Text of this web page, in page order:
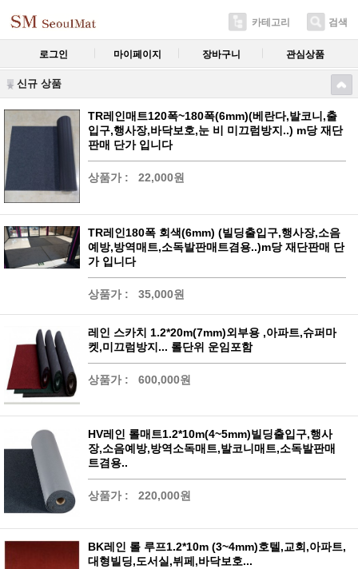
카테고리 검색
로그인 마이페이지 장바구니 관심상품
신규 상품
TR레인매트120폭~180폭(6mm)(베란다,발코니,출
입구,행사장,바닥보호,눈 비 미끄럼방지..) m당 재단
판매 단가 입니다
상품가 : 22,000원
TR레인180폭 회색(6mm) (빌딩출입구,행사장,소음
예방,방역매트,소독발판매트겸용..)m당 재단판매 단
가 입니다
상품가 : 35,000원
레인 스카치 1.2*20m(7mm)외부용 ,아파트,슈퍼마
켓,미끄럼방지... 롤단위 운임포함
상품가 : 600,000원
HV레인 롤매트1.2*10m(4~5mm)빌딩출입구,행사
장,소음예방,방역소독매트,발코니매트,소독발판매
트겸용..
상품가 : 220,000원
BK레인 롤 루프1.2*10m (3~4mm)호텔,교회,아파트,
대형빌딩,도서실,뷔페,바닥보호...